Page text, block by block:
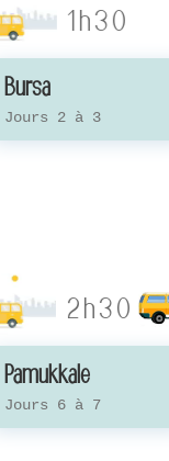
1h30
Bursa
Jours 2 à 3
2h30
Pamukkale
Jours 6 à 7